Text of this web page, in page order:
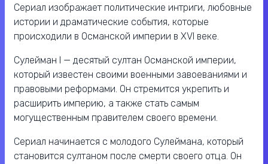
Сериал изображает политические интриги, любовные
истории и драматические события, которые
происходили в Османской империи в XVI веке.
Сулейман I — десятый султан Османской империи,
который известен своими военными завоеваниями и
правовыми реформами. Он стремится укрепить и
расширить империю, а также стать самым
могущественным правителем своего времени.
Сериал начинается с молодого Сулеймана, который
становится султаном после смерти своего отца. Он